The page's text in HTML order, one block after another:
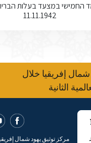
החמישי במצעד בעלות
11.11.1942
إفريقيا خلال
الثانية
مركز توثيق يهود شمال